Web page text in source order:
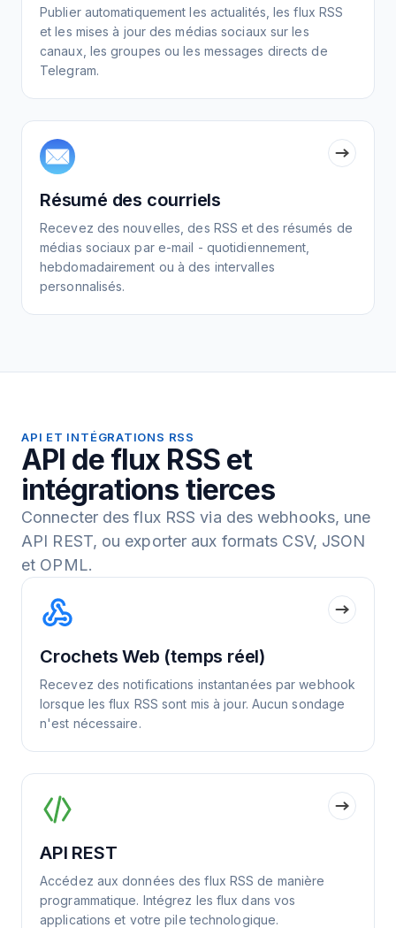
Publier automatiquement les actualités, les flux RSS
et les mises à jour des médias sociaux sur les
canaux, les groupes ou les messages directs de
Telegram.
Résumé des courriels
Recevez des nouvelles, des RSS et des résumés de
médias sociaux par e-mail - quotidiennement,
hebdomadairement ou à des intervalles
personnalisés.
API ET INTÉGRATIONS RSS
API de flux RSS et
intégrations tierces
Connecter des flux RSS via des webhooks, une
API REST, ou exporter aux formats CSV, JSON
et OPML.
Crochets Web (temps réel)
Recevez des notifications instantanées par webhook
lorsque les flux RSS sont mis à jour. Aucun sondage
n'est nécessaire.
API REST
Accédez aux données des flux RSS de manière
programmatique. Intégrez les flux dans vos
applications et votre pile technologique.